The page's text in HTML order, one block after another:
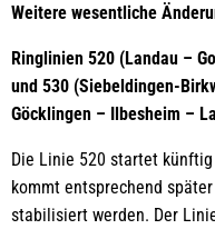
Weitere wesentliche
Ringlinien 520 (Landau –
und 530 (Siebeldingen-
Göcklingen – Ilbesheim –
Die Linie 520 startet
kommt entsprechend
stabilisiert werden. Der